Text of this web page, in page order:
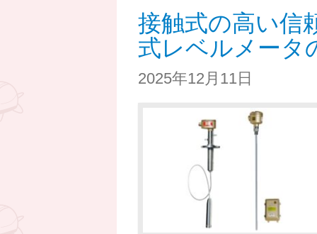
接触式の高い信
式レベルメータ
2025年12月11日